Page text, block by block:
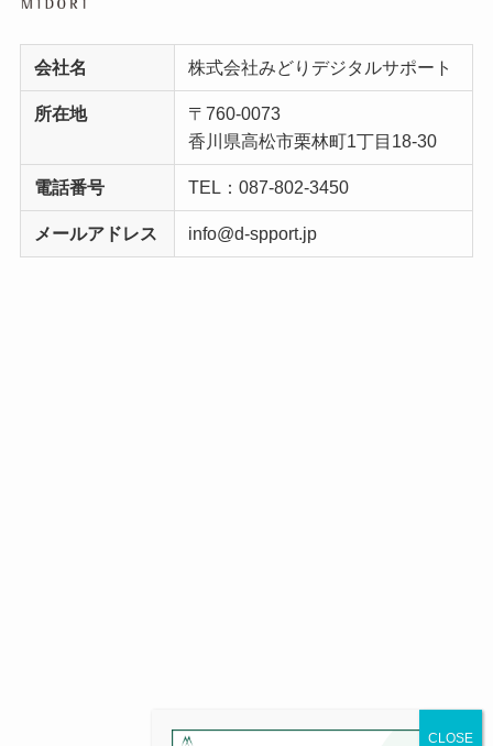
会社名 株式会社みどりデジタルサポート
所在地
〒760-0073
香川県高松市栗林町1丁目18-30
電話番号 TEL：087-802-3450
メールアドレス info@d-spport.jp